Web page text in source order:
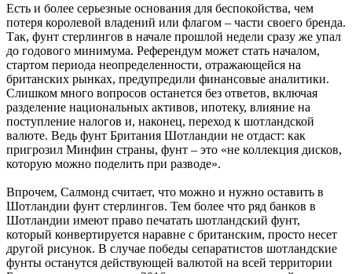
Есть и более серьезные основания для беспокойства, чем
потеря королевой владений или флагом – части своего бренда.
Так, фунт стерлингов в начале прошлой недели сразу же упал
до годового минимума. Референдум может стать началом,
стартом периода неопределенности, отражающейся на
британских рынках, предупредили финансовые аналитики.
Слишком много вопросов останется без ответов, включая
разделение национальных активов, ипотеку, влияние на
поступление налогов и, наконец, переход к шотландской
валюте. Ведь фунт Британия Шотландии не отдаст: как
пригрозил Минфин страны, фунт – это «не коллекция дисков,
которую можно поделить при разводе».
Впрочем, Салмонд считает, что можно и нужно оставить в
Шотландии фунт стерлингов. Тем более что ряд банков в
Шотландии имеют право печатать шотландский фунт,
который конвертируется наравне с британским, просто несет
другой рисунок. В случае победы сепаратистов шотландские
фунты останутся действующей валютой на всей территории